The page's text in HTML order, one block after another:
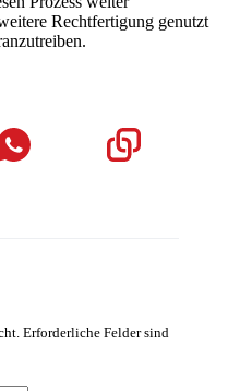
Rechtfertigung genutzt
Erforderliche Felder sind